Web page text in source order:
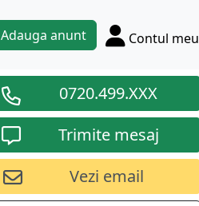
Adauga anunt Contul meu
0720.499.XXX
Trimite mesaj
Vezi email